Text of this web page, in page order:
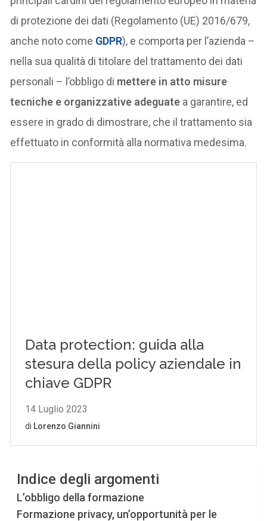
di protezione dei dati (Regolamento (UE) 2016/679,
anche noto come GDPR), e comporta per l’azienda –
nella sua qualità di titolare del trattamento dei dati
personali – l’obbligo di mettere in atto misure
tecniche e organizzative adeguate a garantire, ed
essere in grado di dimostrare, che il trattamento sia
effettuato in conformità alla normativa medesima.
Indice degli argomenti
L’obbligo della formazione
Formazione privacy, un’opportunità per le